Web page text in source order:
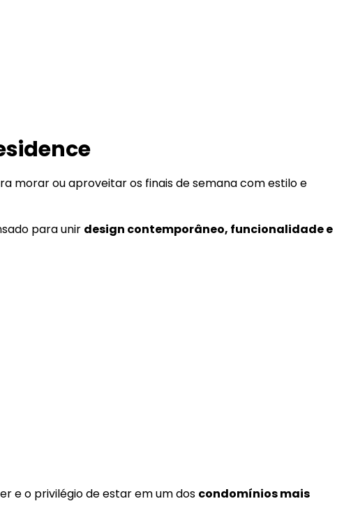
morar ou aproveitar os finais de semana com estilo e
para unir design contemporâneo, funcionalidade e
e o privilégio de estar em um dos condomínios mais